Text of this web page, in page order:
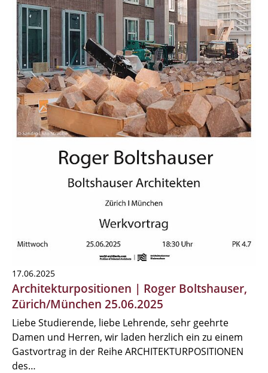
17.06.2025
Architekturpositionen | Roger Boltshauser,
Zürich/München 25.06.2025
Liebe Studierende, liebe Lehrende, sehr geehrte
Damen und Herren, wir laden herzlich ein zu einem
Gastvortrag in der Reihe ARCHITEKTURPOSITIONEN
des…